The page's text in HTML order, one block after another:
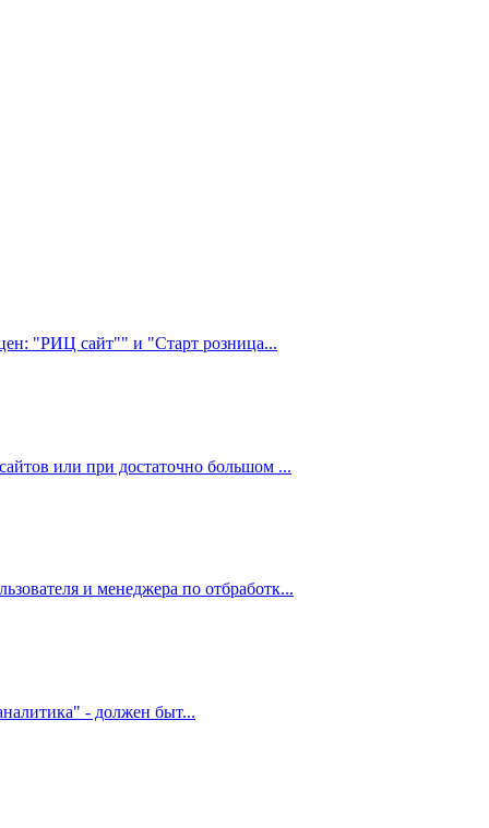
цен: "РИЦ сайт"" и "Старт розница...
или при достаточно большом ...
и менеджера по отбработк...
- должен быт...